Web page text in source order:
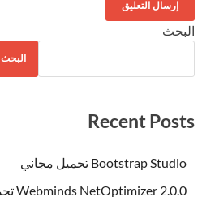
البحث
البحث
Recent Posts
Bootstrap Studio تحميل مجاني
Webminds NetOptimizer 2.0.0 تحميل مجاني